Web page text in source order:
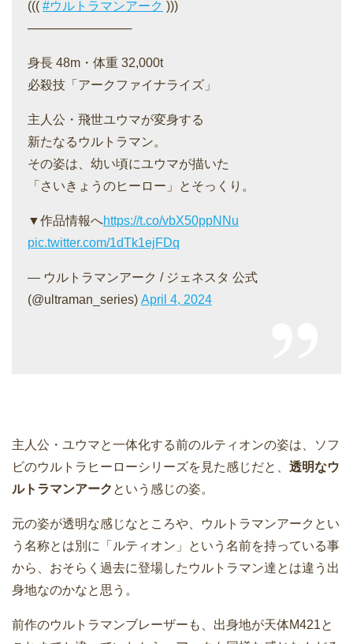
((( #ウルトラマンアーク )))
────────────
身長 48m・体重 32,000t
必殺技「アークファイナライズ」
主人公・飛世ユウマが変身する
新たなるウルトラマン。
その姿は、幼い頃にユウマが描いた
「さいきょうのヒーロー」とそっくり。
▼作品情報へhttps://t.co/vbX50ppNNu
pic.twitter.com/1dTk1ejFDq
— ウルトラマンアーク / ジェネスタ 公式
(@ultraman_series) April 4, 2024
主人公・ユウマと一体化する前のルティオンの姿は、ソフ
ビのウルトラヒーローシリーズを見た感じだと、 透明なウ
ルトラマンアーク という感じの姿。
元の姿が透明な感じなところや、ウルトラマンアークとい
う名称とは別に「ルティオン」という名前を持っている事
から、おそらく過去に登場したウルトラマン達とは違う出
身地なのかなと思う。
前作のウルトラマンブレーザーも、出身地が天体M421と